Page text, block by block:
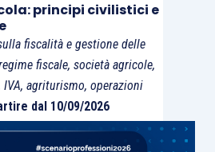
principi civilistici e
fiscalità e gestione delle
fiscale, società agricole,
agriturismo, operazioni
dal 10/09/2026